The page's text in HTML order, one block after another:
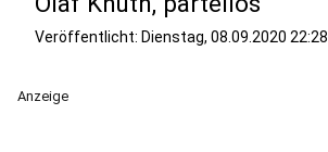
Veröffentlicht: Dienstag, 08.09.2020 22:28
Anzeige